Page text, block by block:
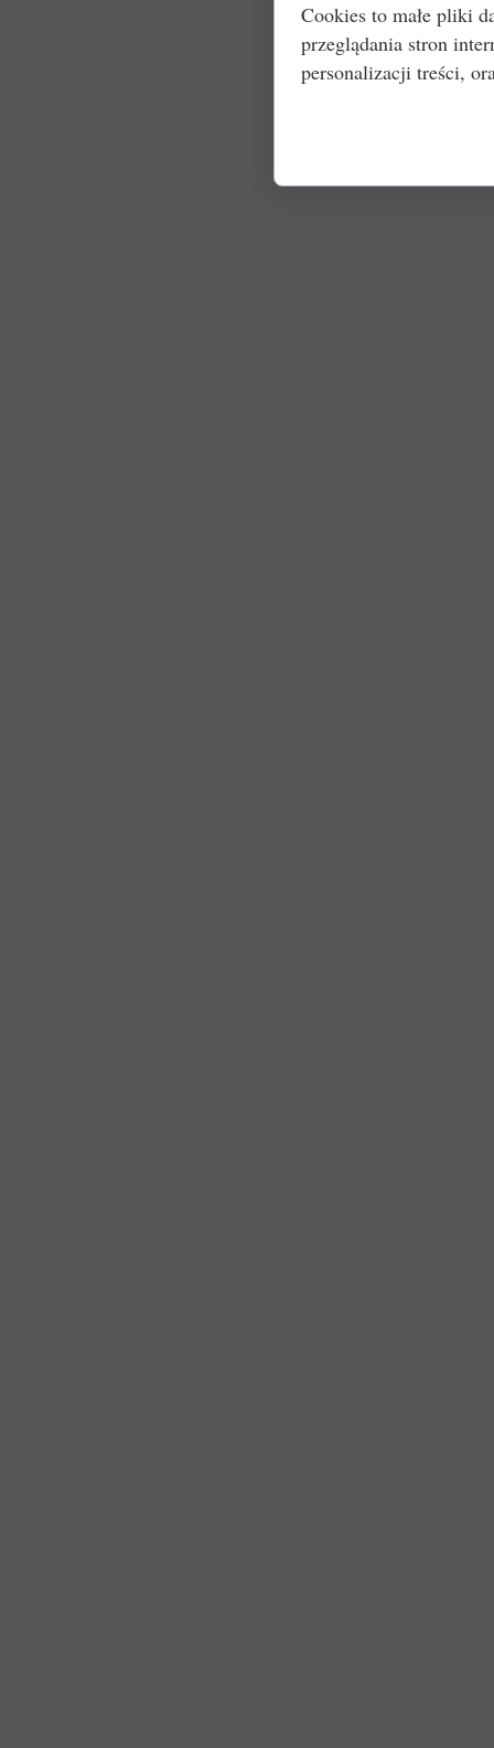
Cookies to małe pliki
przeglądania stron
personalizacji treści,